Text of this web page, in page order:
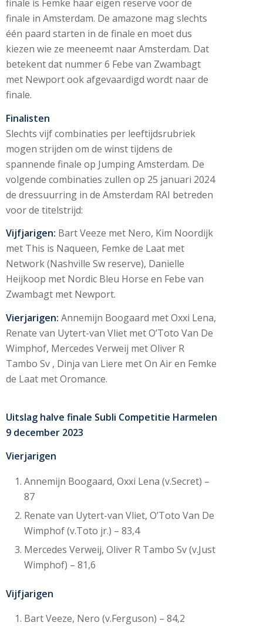
finale is Femke haar eigen reserve voor de
finale in Amsterdam. De amazone mag slechts
één paard starten in de finale en moet dus
kiezen wie ze meeneemt naar Amsterdam. Dat
betekent dat nummer 6 Febe van Zwambagt
met Newport ook afgevaardigd wordt naar de
finale.
Finalisten
Slechts vijf combinaties per leeftijdsrubriek
mogen strijden om de winst tijdens de
spannende finale op Jumping Amsterdam. De
volgende combinaties zullen op 25 januari 2024
de dressuurring in de Amsterdam RAI betreden
voor de titelstrijd:
Vijfjarigen: Bart Veeze met Nero, Kim Noordijk
met This is Naqueen, Femke de Laat met
Network (Nashville Sw reserve), Danielle
Heijkoop met Nordic Bleu Horse en Febe van
Zwambagt met Newport.
Vierjarigen: Annemijn Boogaard met Oxxi Lena,
Renate van Uytert-van Vliet met O’Toto Van De
Wimphof, Mercedes Verweij met Oliver R
Tambo Sv , Dinja van Liere met On Air en Femke
de Laat met Oromance.
Uitslag halve finale Subli Competitie Harmelen
9 december 2023
Vierjarigen
Annemijn Boogaard, Oxxi Lena (v.Secret) –
87
Renate van Uytert-van Vliet, O’Toto Van De
Wimphof (v.Toto jr.) – 83,4
Mercedes Verweij, Oliver R Tambo Sv (v.Just
Wimphof) – 81,6
Vijfjarigen
Bart Veeze, Nero (v.Ferguson) – 84,2